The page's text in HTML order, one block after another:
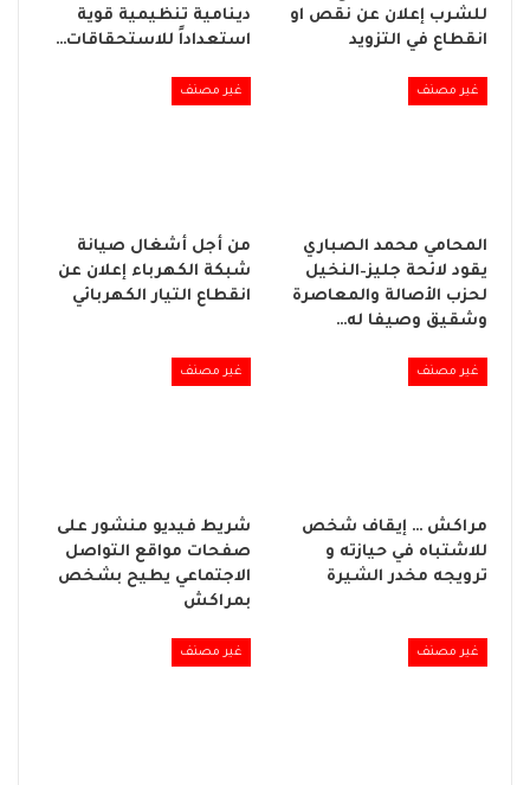
للشرب إعلان عن نقص او
انقطاع في التزويد
دينامية تنظيمية قوية
استعداداً للاستحقاقات…
غير مصنف
المحامي محمد الصباري
يقود لائحة جليز–النخيل
لحزب الأصالة والمعاصرة
وشقيق وصيفا له…
غير مصنف
من أجل أشغال صيانة
شبكة الكهرباء إعلان عن
انقطاع التيار الكهربائي
غير مصنف
مراكش … إيقاف شخص
للاشتباه في حيازته و
ترويجه مخدر الشيرة
غير مصنف
شريط فيديو منشور على
صفحات مواقع التواصل
الاجتماعي يطيح بشخص
بمراكش
غير مصنف غير مصنف